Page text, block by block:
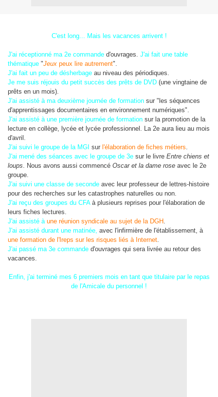
C'est long... Mais les vacances arrivent !
J'ai réceptionné ma 2e commande d'ouvrages. J'ai fait une table
thématique "Jeux peux lire autrement".
J'ai fait un peu de désherbage au niveau des périodiques.
Je me suis réjouis du petit succès des prêts de DVD (une vingtaine de
prêts en un mois).
J'ai assisté à ma deuxième journée de formation sur "les séquences
d'apprentissages documentaires en environnement numériques".
J'ai assisté à une première journée de formation sur la promotion de la
lecture en collège, lycée et lycée professionnel. La 2e aura lieu au mois
d'avril.
J'ai suivi le groupe de la MGI sur l'élaboration de fiches métiers.
J'ai mené des séances avec le groupe de 3e sur le livre Entre chiens et
loups. Nous avons aussi commencé Oscar et la dame rose avec le 2e
groupe.
J'ai suivi une classe de seconde avec leur professeur de lettres-histoire
pour des recherches sur les catastrophes naturelles ou non.
J'ai reçu des groupes du CFAà plusieurs reprises pour l'élaboration de
leurs fiches lectures.
J'ai assisté à une réunion syndicale au sujet de la DGH.
J'ai assisté durant une matinée, avec l'infirmière de l'établissement, à
une formation de l'Ireps sur les risques liés à Internet.
J'ai passé ma 3e commande d'ouvrages qui sera livrée au retour des
vacances.
Enfin, j'ai terminé mes 6 premiers mois en tant que titulaire par le repas
de l'Amicale du personnel !